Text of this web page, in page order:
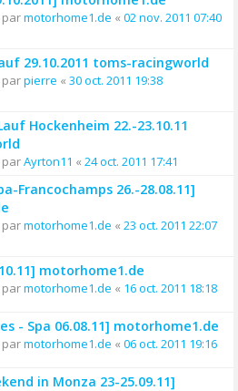
parmotorhome1.de « 02 nov. 2011 07:40
29.10.2011 toms-racingworld
parpierre « 30 oct. 2011 19:38
Hockenheim 22.-23.10.11
parAyrton11 « 24 oct. 2011 17:41
Francochamps 26.-28.08.11]
parmotorhome1.de « 23 oct. 2011 22:07
motorhome1.de
parmotorhome1.de « 16 oct. 2011 18:18
- Spa 06.08.11] motorhome1.de
parmotorhome1.de « 06 oct. 2011 19:16
in Monza 23-25.09.11]